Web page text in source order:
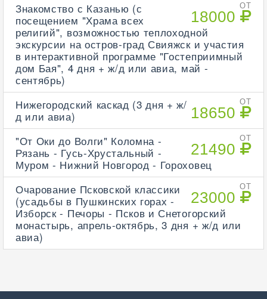
ОТ
18000
Знакомство с Казанью (с
посещением "Храма всех
религий", возможностью теплоходной
экскурсии на остров-град Свияжск и участия
в интерактивной программе "Гостеприимный
дом Бая", 4 дня + ж/д или авиа, май -
сентябрь)
ОТ
18650
Нижегородский каскад (3 дня + ж/
д или авиа)
ОТ
21490
"От Оки до Волги" Коломна -
Рязань - Гусь-Хрустальный -
Муром - Нижний Новгород - Гороховец
ОТ
23000
Очарование Псковской классики
(усадьбы в Пушкинских горах -
Изборск - Печоры - Псков и Снетогорский
монастырь, апрель-октябрь, 3 дня + ж/д или
авиа)